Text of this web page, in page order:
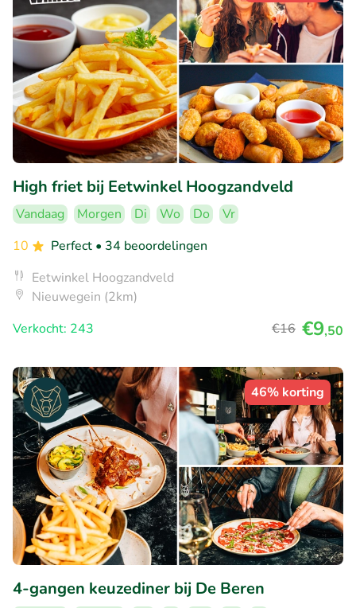
High friet bij Eetwinkel Hoogzandveld
Vandaag Morgen Di Wo Do
Vr
10
Perfect • 34 beoordelingen
Eetwinkel Hoogzandveld
Nieuwegein (2km)
Verkocht: 243
€16 €9,50
46% korting
4-gangen keuzediner bij De Beren